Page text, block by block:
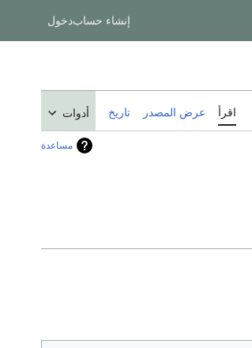
إنشاء حسابدخول
اقرأ عرض المصدر تاريخ أدوات
مساعدة